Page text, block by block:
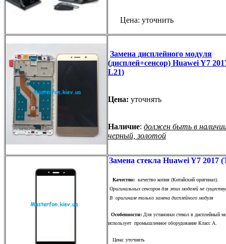
Цена: уточнить
Замена дисплейного модуля
(дисплей+сенсор) Huawei Y7
L21)
Цена: уточнять
Наличие: должен быть в
черный, золотой
Замена стекла Huawei Y7 2017
Качество: качество копия (Китайский оригинал).
Оригинальных сенсоров для этих моделей не
В оригинале только замена дисплейного модуля
Особенности: Для установки стекол в дисплейный
использует промышленное оборудование Класс А.
Цена: уточнять